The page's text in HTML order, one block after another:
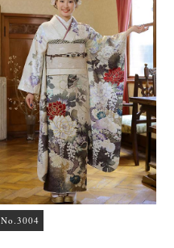
No.3004